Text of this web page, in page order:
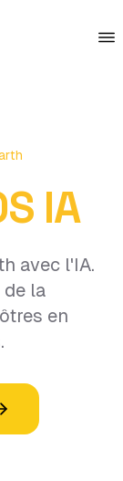
IA
avec l'IA.
de la
en